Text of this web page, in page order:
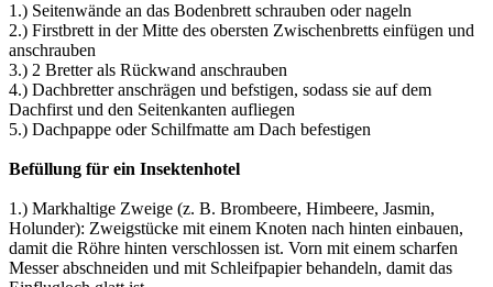
1.) Seitenwände an das Bodenbrett schrauben oder nageln
2.) Firstbrett in der Mitte des obersten Zwischenbretts einfügen und
anschrauben
3.) 2 Bretter als Rückwand anschrauben
4.) Dachbretter anschrägen und befstigen, sodass sie auf dem
Dachfirst und den Seitenkanten aufliegen
5.) Dachpappe oder Schilfmatte am Dach befestigen
Befüllung für ein Insektenhotel
1.) Markhaltige Zweige (z. B. Brombeere, Himbeere, Jasmin,
Holunder): Zweigstücke mit einem Knoten nach hinten einbauen,
damit die Röhre hinten verschlossen ist. Vorn mit einem scharfen
Messer abschneiden und mit Schleifpapier behandeln, damit das